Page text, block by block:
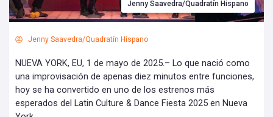
Jenny Saavedra/Quadratín Hispano
Jenny Saavedra/Quadratín Hispano
NUEVA YORK, EU, 1 de mayo de 2025.– Lo que nació como
una improvisación de apenas diez minutos entre funciones,
hoy se ha convertido en uno de los estrenos más
esperados del Latin Culture & Dance Fiesta 2025 en Nueva